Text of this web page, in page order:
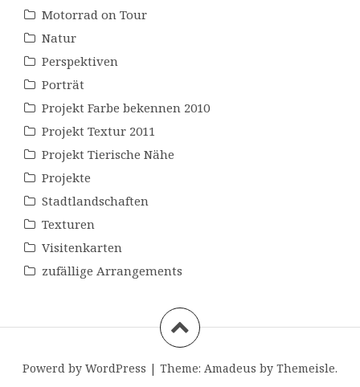
Motorrad on Tour
Natur
Perspektiven
Porträt
Projekt Farbe bekennen 2010
Projekt Textur 2011
Projekt Tierische Nähe
Projekte
Stadtlandschaften
Texturen
Visitenkarten
zufällige Arrangements
Powerd by WordPress | Theme: Amadeus by Themeisle.